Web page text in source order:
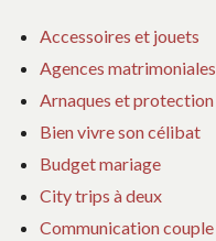
Accessoires et jouets
Agences matrimoniales
Arnaques et protection
Bien vivre son célibat
Budget mariage
City trips à deux
Communication couple